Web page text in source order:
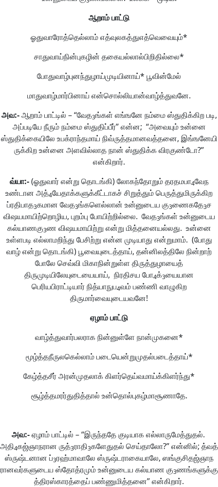
ஆறாம்பாட்டு
ஓதுவாரோத்தெல்லாம் எத்வுலகத்துஎத்வெவையும்*
சாதுவாய்நின்புகழின் தகையல்லால்பிறிதில்லை*
போதுவாழ்புனந்துழாய்முடியினாய்* பூவின்மேல்
மாதுவாழ்மார்பினாய் என்சொல்லியான்வாழ்த்துவனே.
அவ:-ஆறாம் பாட்டில் – “வேத3ங்கள் எங்ஙனே நம்மை ஸ்துதிக்கிற படி,
அப்படியே நீரும் நம்மை ஸ்துதிப்பீர்” என்ன; “அவையும் உன்னை
ஸ்துதிக்கையிலே உபக்ராந்தமாய் நிவ்ருத்தமானவத்தனை, இங்ஙனேயி
ருக்கிற உன்னை அளவில்லாத நான் ஸ்துதிக்க விரகுண்டோ?”
என்கிறார்.
வ்யா:-(ஓதுவார் என்று தொடங்கி) லோகந்தோறும் தரதமபா4வேந
உண்டான அத்4யேதாக்களுக்கீட்டாகச் சிறுத்தும் பெருத்துமிருக்கிற
ப்ரதிபாத3கமான வேத3ங்களெல்லான் உன்னுடைய கு3ணைகதே3ச
விஷயமாயிற்றொழிய, புறம்பு போயிற்றில்லை. வேத3ங்கள் உன்னுடைய
கல்யாணகு3ண விஷயமாயிற்று என்று மித்தனையல்லது. உன்னை
உள்ளபடி எல்லாமறிந்து பேசிற்று என்ன முடியாது என்றுமாம். (போது
வாழ் என்று தொடங்கி) பூவையுடைத்தாய், தன்னிலத்திலே நின்றாற்
போலே செவ்வி மிகாநின்றுள்ள திருத்துழாயைத்
திருமுடியிலேயுடையையாய், நிரதிசய போ4க்3யையான
பெரியபிராட்டியார் நித்யாநுப4வம் பண்ணி வாழுகிற
திருமார்வையுடையவனே!
ஏழாம்பாட்டு
வாழ்த்துவார்பலராக நின்னுள்ளே நான்முகனை*
மூழ்த்தநீருலகெல்லாம் படையென்றுமுதல்படைத்தாய்*
கேழ்த்தசீர் அரன்முதலாக் கிளர்தெய்வமாய்க்கிளர்ந்து*
சூழ்த்தமரர்துதித்தால் உன்தொல்புகழ்மாசூணாதே.
அவ:-ஏழாம் பாட்டில் – “இருந்ததே குடியாக எல்லாருமேத்துதல்.
அதி4கஜ்ஞாநரான ருத்3ராதி3களேதுதல் செய்தாலோ?” என்னில்; த்வத்
ஸ்ருஷ்டனான ப்3ரஹ்மாவாலே ஸ்ருஷ்டராகையாலே, ஸங்குசிதஜ்ஞாந
ரானவர்களுடைய ஸ்தோத்ரமும் உன்னுடைய கல்யாண கு3ணங்களுக்கு
த்திரஸ்காரத்தைப் பண்ணுமித்தனை” என்கிறார்.